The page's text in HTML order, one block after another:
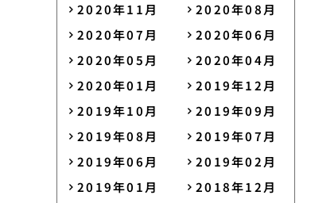
2020年11月
2020年08月
2020年07月
2020年06月
2020年05月
2020年04月
2020年01月
2019年12月
2019年10月
2019年09月
2019年08月
2019年07月
2019年06月
2019年02月
2019年01月
2018年12月